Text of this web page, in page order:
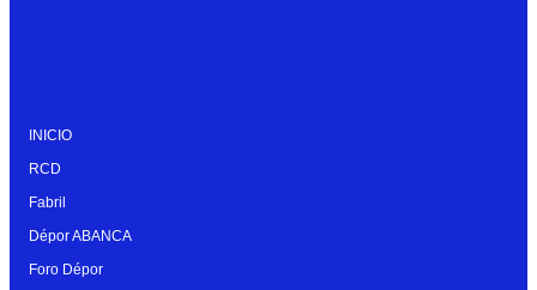
INICIO
RCD
Fabril
Dépor ABANCA
Foro Dépor